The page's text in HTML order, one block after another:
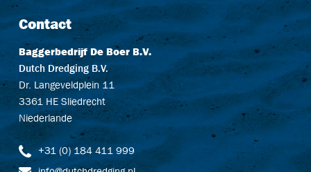
Contact
Baggerbedrijf De Boer B.V.
Dutch Dredging B.V.
Dr. Langeveldplein 11
3361 HE Sliedrecht
Niederlande
+31 (0) 184 411 999